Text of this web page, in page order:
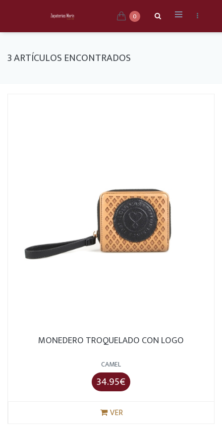
0
3 ARTÍCULOS ENCONTRADOS
MONEDERO TROQUELADO CON LOGO
CAMEL
34.95€
VER